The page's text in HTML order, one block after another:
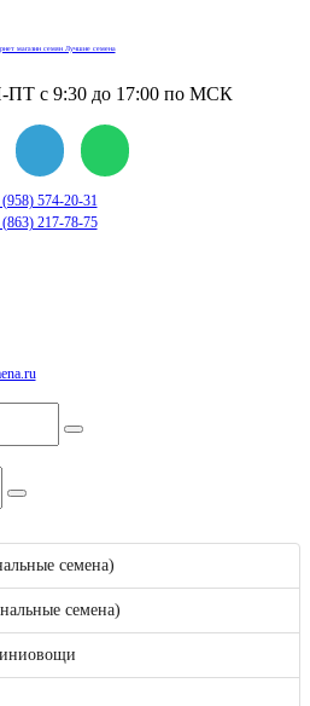
ПТ с 9:30 до 17:00 по МСК
574-20-31
217-78-75
семена)
семена)